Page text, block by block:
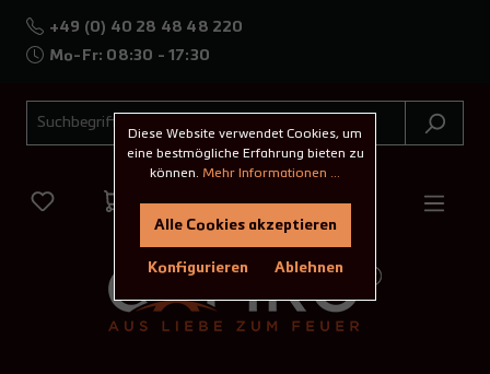
+49 (0) 40 28 48 48 220
Mo-Fr: 08:30 - 17:30
Diese Website verwendet Cookies, um
eine bestmögliche Erfahrung bieten zu
können. Mehr Informationen ...
Ablehnen
Konfigurieren
Alle Cookies akzeptieren